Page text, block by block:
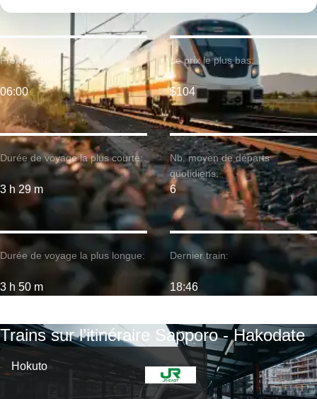
Durée de voyage la plus courte:
3 h 29 m
Premier train:
06:00
Durée de voyage la plus longue:
3 h 50 m
Le prix le plus bas:
$104
Nb. moyen de départs
quotidiens:
6
Dernier train:
18:46
Trains sur l’itinéraire Sapporo - Hakodate
Hokuto